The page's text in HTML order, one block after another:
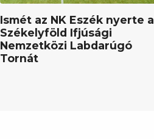
Ismét az NK Eszék nyerte a
Székelyföld Ifjúsági
Nemzetközi Labdarúgó
Tornát